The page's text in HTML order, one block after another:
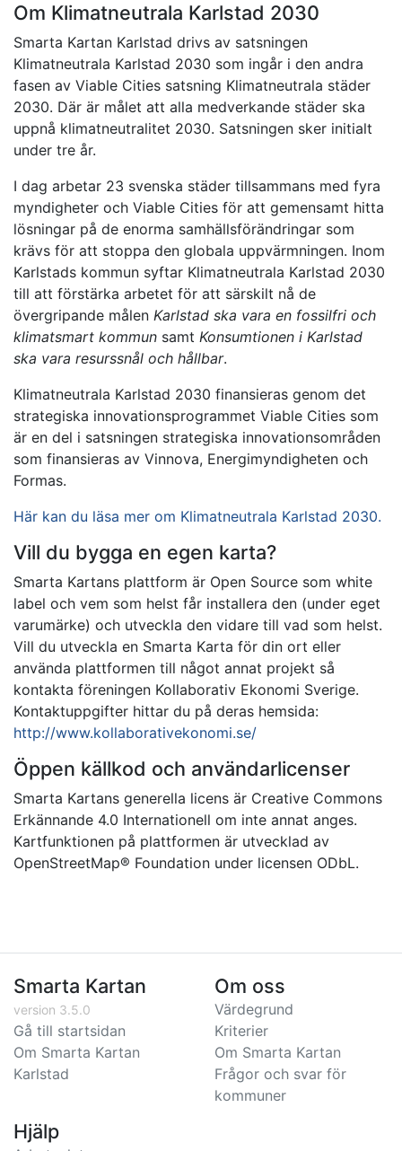
Om Klimatneutrala Karlstad 2030
Smarta Kartan Karlstad drivs av satsningen
Klimatneutrala Karlstad 2030 som ingår i den andra
fasen av Viable Cities satsning Klimatneutrala städer
2030. Där är målet att alla medverkande städer ska
uppnå klimatneutralitet 2030. Satsningen sker initialt
under tre år.
I dag arbetar 23 svenska städer tillsammans med fyra
myndigheter och Viable Cities för att gemensamt hitta
lösningar på de enorma samhällsförändringar som
krävs för att stoppa den globala uppvärmningen. Inom
Karlstads kommun syftar Klimatneutrala Karlstad 2030
till att förstärka arbetet för att särskilt nå de
övergripande målen Karlstad ska vara en fossilfri och
klimatsmart kommun samt Konsumtionen i Karlstad
ska vara resurssnål och hållbar.
Klimatneutrala Karlstad 2030 finansieras genom det
strategiska innovationsprogrammet Viable Cities som
är en del i satsningen strategiska innovationsområden
som finansieras av Vinnova, Energimyndigheten och
Formas.
Här kan du läsa mer om Klimatneutrala Karlstad 2030.
Vill du bygga en egen karta?
Smarta Kartans plattform är Open Source som white
label och vem som helst får installera den (under eget
varumärke) och utveckla den vidare till vad som helst.
Vill du utveckla en Smarta Karta för din ort eller
använda plattformen till något annat projekt så
kontakta föreningen Kollaborativ Ekonomi Sverige.
Kontaktuppgifter hittar du på deras hemsida:
http://www.kollaborativekonomi.se/
Öppen källkod och användarlicenser
Smarta Kartans generella licens är Creative Commons
Erkännande 4.0 Internationell om inte annat anges.
Kartfunktionen på plattformen är utvecklad av
OpenStreetMap® Foundation under licensen ODbL.
Smarta Kartan
version 3.5.0
Gå till startsidan
Om Smarta Kartan
Karlstad
Om oss
Värdegrund
Kriterier
Om Smarta Kartan
Frågor och svar för
kommuner
Hjälp